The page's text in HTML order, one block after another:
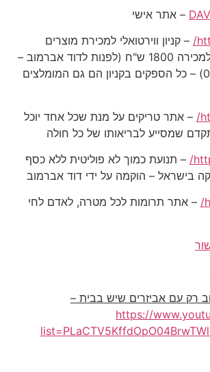
– אתר אישי
– קניון ווירטואלי למכירת מוצרים
ושירותים בהנחה – למכירה 1800 ש"ח (לפנות לדוד אברמוב –
טלפון 0506368622) – כל הספקים בקניון הם גם המומלצים
– אתר טריקים על מנת שכל אחד יוכל
שמסייע לבריאותו של כל חולה
– תנועת כמוך לא פוליטית ללא כסף
בישראל – הוקמה על ידי דוד אברמוב
– אתר תרומות לכל מטרה, לאדם לחי
רק עם אביזרים שיש בבית –
https://